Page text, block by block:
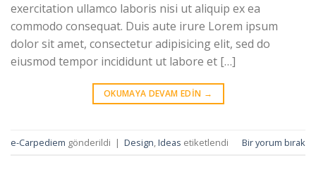
exercitation ullamco laboris nisi ut aliquip ex ea
commodo consequat. Duis aute irure Lorem ipsum
dolor sit amet, consectetur adipisicing elit, sed do
eiusmod tempor incididunt ut labore et […]
OKUMAYA DEVAM EDIN →
e-Carpediem gönderildi | Design,Ideas etiketlendi Bir yorum bırak